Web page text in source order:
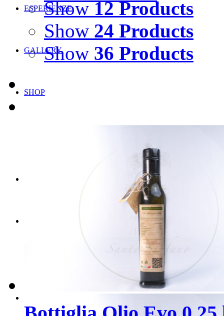
ESPERIENZE
GALLERY
SHOP
Scegli il tuo BOX
Scegli i tuoi
Show12 Products
Show 24 Products
Show 36 Products